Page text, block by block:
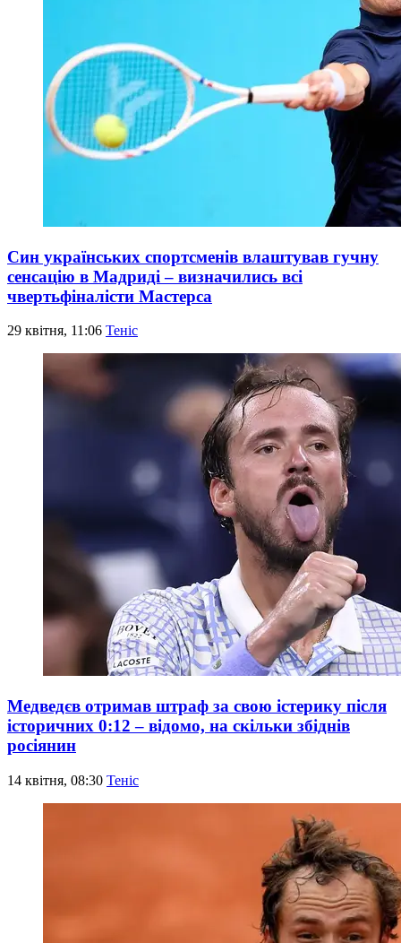
Син українських спортсменів влаштував гучну
сенсацію в Мадриді – визначились всі
чвертьфіналісти Мастерса
29 квітня, 11:06 Теніс
Медведєв отримав штраф за свою істерику після
історичних 0:12 – відомо, на скільки збіднів
росіянин
14 квітня, 08:30 Теніс